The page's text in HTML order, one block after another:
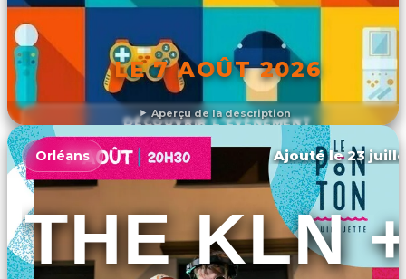
Aperçu de la description
LE 7 AOÛT 2026
DÉCOUVRIR L'ÉVÉNEMENT
Orléans Ajouté le 23
THE KLN